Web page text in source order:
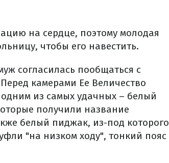
на сердце, поэтому молодая
чтобы его навестить.
согласилась пообщаться с
камерами Ее Величество
из самых удачных – белый
получили название
белый пиджак, из-под которого
"на низком ходу", тонкий пояс